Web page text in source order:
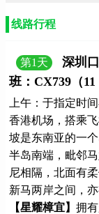
线路行程
第1 天 深圳
班：CX739（11
上午：于指定时
香港机场，搭乘
坡是东南亚的一
半岛南端，毗邻
尼相隔，北面有
新马两岸之间，
【星耀樟宜】 拥